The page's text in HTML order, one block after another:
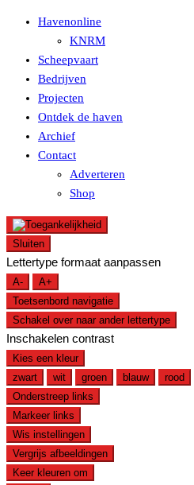
Havenonline
KNRM
Scheepvaart
Bedrijven
Projecten
Ontdek de haven
Archief
Contact
Adverteren
Shop
Sluiten
Lettertype formaat aanpassen
A-
A+
Toetsenbord navigatie
Schakel over naar ander lettertype
Inschakelen contrast
Kies een kleur
zwart
wit groen blauw rood
Onderstreep links
Markeer links
Wis instellingen
Vergrijs afbeeldingen
Keer kleuren om